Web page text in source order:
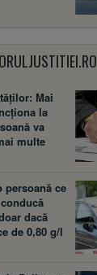
Mai
la
va
multe
persoană ce
dacă
de 0,80 g/l